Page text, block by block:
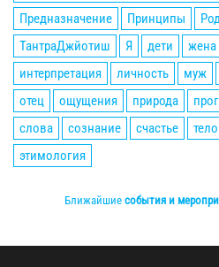
Предназначение
Принципы
ТантраДжйотиш
Я дети жена
интерпретация
личность муж
отец
ощущения природа
слова
сознание счастье тело
этимология
Ближайшие события и